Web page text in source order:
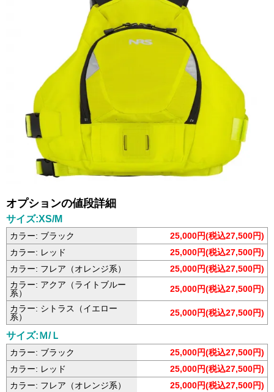
オプションの値段詳細
サイズ:XS/M
カラー: ブラック
25,000円(税込27,500円)
カラー: レッド
25,000円(税込27,500円)
カラー: フレア（オレンジ系）
25,000円(税込27,500円)
カラー: アクア（ライトブルー
系）
25,000円(税込27,500円)
カラー: シトラス（イエロー
系）
25,000円(税込27,500円)
サイズ:Ｍ/Ｌ
カラー: ブラック
25,000円(税込27,500円)
カラー: レッド
25,000円(税込27,500円)
カラー: フレア（オレンジ系）
25,000円(税込27,500円)